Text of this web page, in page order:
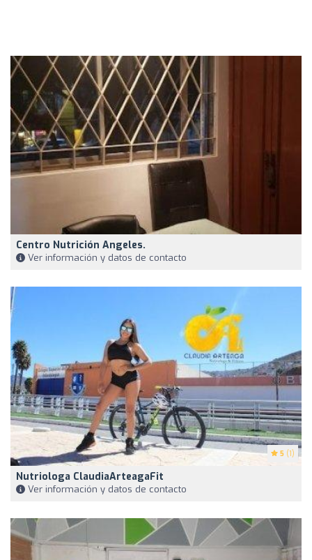
Centro Nutrición Angeles.
Ver información y datos de contacto
5 (1)
Nutriologa ClaudiaArteagaFit
Ver información y datos de contacto